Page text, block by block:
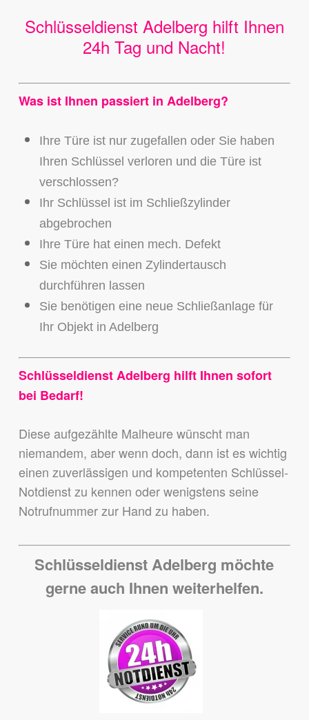
Schlüsseldienst Adelberg hilft Ihnen
24h Tag und Nacht!
Was ist Ihnen passiert in Adelberg?
Ihre Türe ist nur zugefallen oder Sie haben
Ihren Schlüssel verloren und die Türe ist
verschlossen?
Ihr Schlüssel ist im Schließzylinder
abgebrochen
Ihre Türe hat einen mech. Defekt
Sie möchten einen Zylindertausch
durchführen lassen
Sie benötigen eine neue Schließanlage für
Ihr Objekt in Adelberg
Schlüsseldienst Adelberg hilft Ihnen sofort
bei Bedarf!
Diese aufgezählte Malheure wünscht man
niemandem, aber wenn doch, dann ist es wichtig
einen zuverlässigen und kompetenten Schlüssel-
Notdienst zu kennen oder wenigstens seine
Notrufnummer zur Hand zu haben.
Schlüsseldienst Adelberg möchte
gerne auch Ihnen weiterhelfen.